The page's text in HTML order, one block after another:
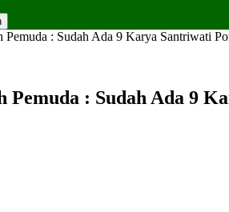
Pemuda : Sudah Ada 9 Karya Santriwati
Pemuda : Sudah Ada 9